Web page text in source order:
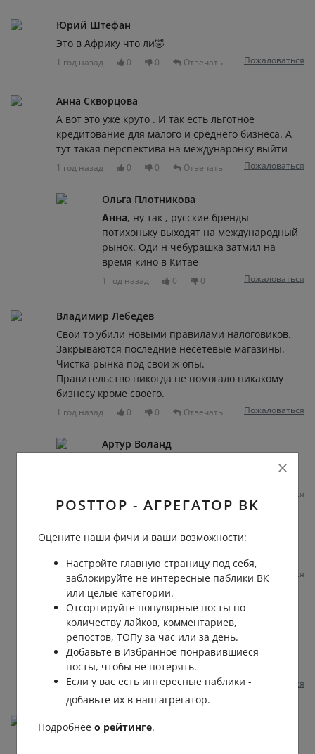
Юрий Штефан
Это в Африку что ли🤣
1 год назад 0 0 Отвечать Пожаловаться
Анна Скворцова
А вот это уже круто . И так есть льготное
кредитование для малого и среднего бизнеса. А
тут такая перспектива на междунаронку выйти
1 год назад 0 0 Отвечать Пожаловаться
Ольга Плотникова
Анна, ну так , русские бренды
потихоньку выходят на международный
рынок. Оди н чебурашка затмил на
время кино в Китае
1 год назад 0 0 Пожаловаться
Владимир Лебедев
Свои то убили новыми правилами налоговиков.
Закрываются последние несетевые магазины.
Чистка рынка под свои ж опы.
Правительство никогда не помогало никакому
бизнесу кроме своего.
1 год назад 0 0 Отвечать Пожаловаться
Артур Воланд
Пожаловаться
Владимир, жёлудь пожуй и в бусик на
на ноль
1 год назад 0 0 Пожаловаться
Владимир Лебедев
Илья, вы это сказали в зеркало и
пожелали сами себе. Да пожнете что
сеете, да будете жрать камни, которые
раздаете. Всем бото табором. Вовеки.
1 год назад 0 0 Пожаловаться
Энело Глактикос
POSTTOP - АГРЕГАТОР ВК
Оцените наши фичи и ваши возможности:
Настройте главную страницу под себя,
заблокируйте не интересные паблики ВК
или целые категории.
Отсортируйте популярные посты по
количеству лайков, комментариев,
репостов, ТОПу за час или за день.
Добавьте в Избранное понравившиеся
посты, чтобы не потерять.
Если у вас есть интересные паблики -
добавьте их в наш агрегатор.
Подробнее о рейтинге.